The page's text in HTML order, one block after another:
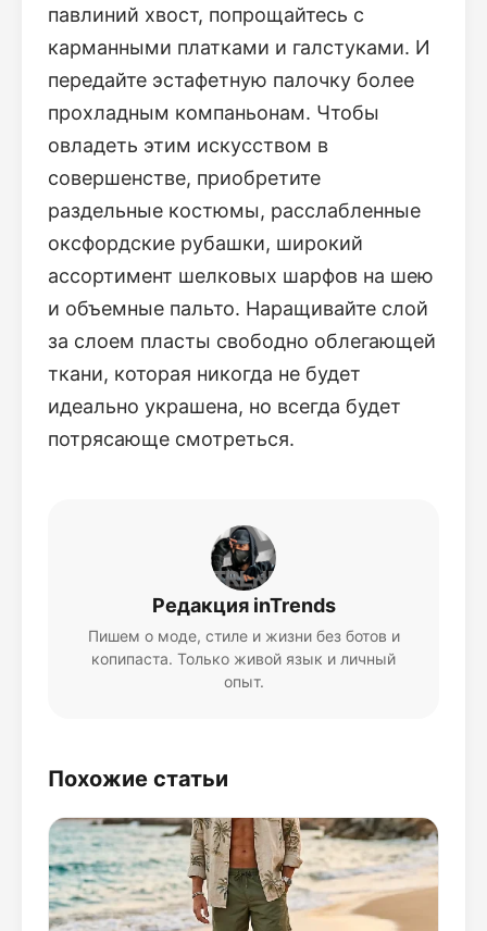
павлиний хвост, попрощайтесь с
карманными платками и галстуками. И
передайте эстафетную палочку более
прохладным компаньонам. Чтобы
овладеть этим искусством в
совершенстве, приобретите
раздельные костюмы, расслабленные
оксфордские рубашки, широкий
ассортимент шелковых шарфов на шею
и объемные пальто. Наращивайте слой
за слоем пласты свободно облегающей
ткани, которая никогда не будет
идеально украшена, но всегда будет
потрясающе смотреться.
Редакция inTrends
Пишем о моде, стиле и жизни без ботов и
копипаста. Только живой язык и личный
опыт.
Похожие статьи